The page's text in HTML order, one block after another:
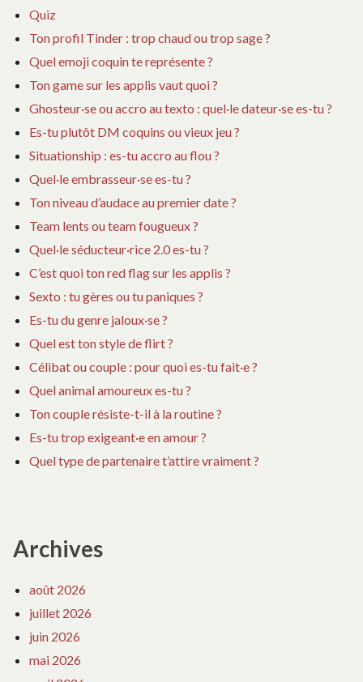
Quiz
Ton profil Tinder : trop chaud ou trop sage ?
Quel emoji coquin te représente ?
Ton game sur les applis vaut quoi ?
Ghosteur·se ou accro au texto : quel·le dateur·se es-tu ?
Es-tu plutôt DM coquins ou vieux jeu ?
Situationship : es-tu accro au flou ?
Quel·le embrasseur·se es-tu ?
Ton niveau d’audace au premier date ?
Team lents ou team fougueux ?
Quel·le séducteur·rice 2.0 es-tu ?
C’est quoi ton red flag sur les applis ?
Sexto : tu gères ou tu paniques ?
Es-tu du genre jaloux·se ?
Quel est ton style de flirt ?
Célibat ou couple : pour quoi es-tu fait·e ?
Quel animal amoureux es-tu ?
Ton couple résiste-t-il à la routine ?
Es-tu trop exigeant·e en amour ?
Quel type de partenaire t’attire vraiment ?
Archives
août 2026
juillet 2026
juin 2026
mai 2026